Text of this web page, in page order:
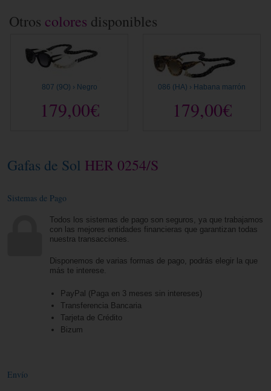
Otros colores disponibles
807 (9O) › Negro
179,00€
086 (HA) › Habana marrón
179,00€
Gafas de Sol HER 0254/S
Sistemas de Pago
Todos los sistemas de pago son seguros, ya que trabajamos
con las mejores entidades financieras que garantizan todas
nuestra transacciones.
Disponemos de varias formas de pago, podrás elegir la que
más te interese.
PayPal (Paga en 3 meses sin intereses)
Transferencia Bancaria
Tarjeta de Crédito
Bizum
Envío